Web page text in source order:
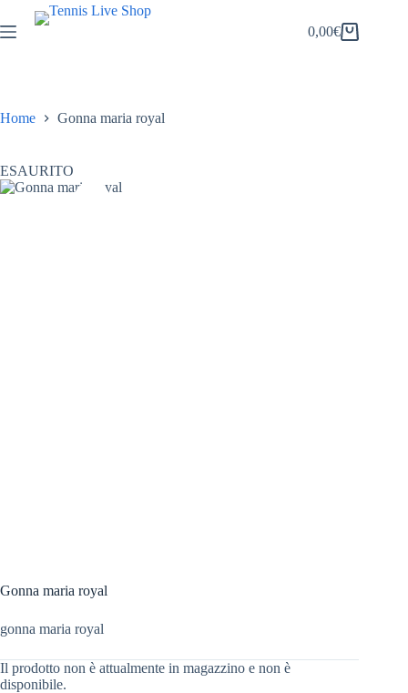
al
contenuto
Carrello
0,00€
Home Gonna maria royal
ESAURITO
Gonna maria royal
gonna maria royal
Il prodotto non è attualmente in magazzino e non è
disponibile.